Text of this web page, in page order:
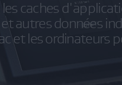
caches
autres données
et les ordinateurs